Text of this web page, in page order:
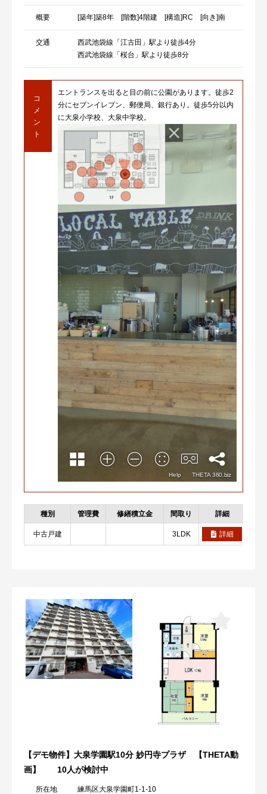
概要 [築年]築8年 [階数]4階建 [構造]RC [向き]南
交通
西武池袋線「江古田」駅より徒歩4分
西武池袋線「桜台」駅より徒歩8分
コ
メ
ン
ト
エントランスを出ると目の前に公園があります。徒歩2
分にセブンイレブン、郵便局、銀行あり。徒歩5分以内
に大泉小学校、大泉中学校。
種別 管理費 修繕積立金 間取り 詳細
中古戸建 3LDK 詳細
【デモ物件】大泉学園駅10分 妙円寺プラザ 【THETA動
画】
10人が検討中
所在地 練馬区大泉学園町1-1-10